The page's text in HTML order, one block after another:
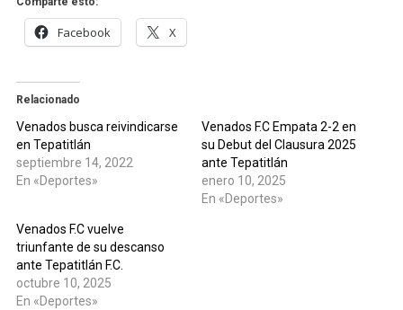
Facebook X
Relacionado
Venados busca reivindicarse
en Tepatitlán
septiembre 14, 2022
En «Deportes»
Venados F.C Empata 2-2 en
su Debut del Clausura 2025
ante Tepatitlán
enero 10, 2025
En «Deportes»
Venados F.C vuelve
triunfante de su descanso
ante Tepatitlán F.C.
octubre 10, 2025
En «Deportes»